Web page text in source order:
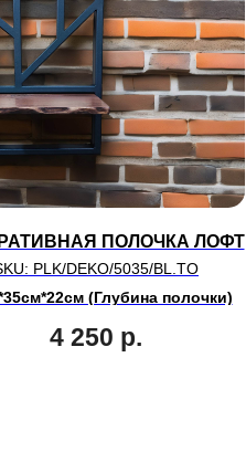
ПОЛОЧКА ЛОФТ
PLK/DEKO/5035/BL.TO
(Глубина полочки)
4 250 р.